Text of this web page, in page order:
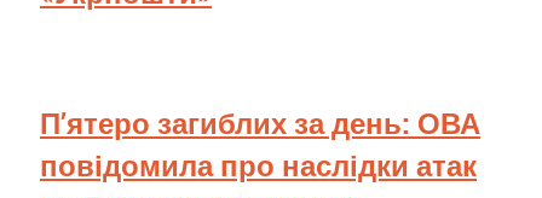
П’ятеро загиблих за день: ОВА
повідомила про наслідки атак